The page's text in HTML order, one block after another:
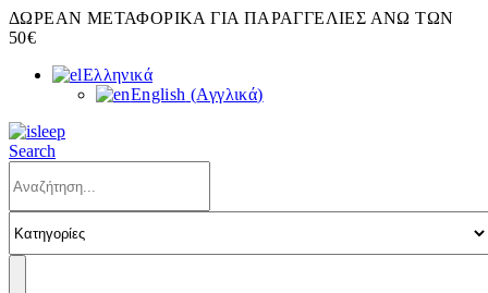
ΔΩΡΕΑΝ ΜΕΤΑΦΟΡΙΚΑ ΓΙΑ ΠΑΡΑΓΓΕΛΙΕΣ ΑΝΩ ΤΩΝ
50€
Ελληνικά
English (Αγγλικά)
Search